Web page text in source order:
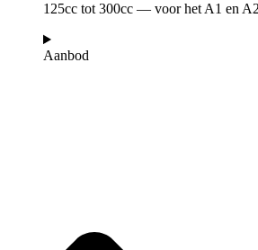
125cc tot 300cc — voor het A1 en
Aanbod